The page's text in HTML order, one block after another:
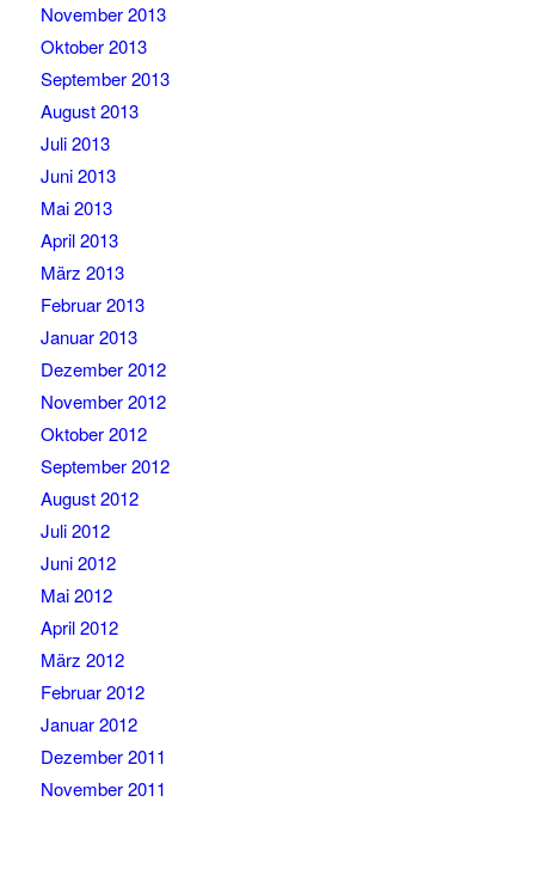
November 2013
Oktober 2013
September 2013
August 2013
Juli 2013
Juni 2013
Mai 2013
April 2013
März 2013
Februar 2013
Januar 2013
Dezember 2012
November 2012
Oktober 2012
September 2012
August 2012
Juli 2012
Juni 2012
Mai 2012
April 2012
März 2012
Februar 2012
Januar 2012
Dezember 2011
November 2011